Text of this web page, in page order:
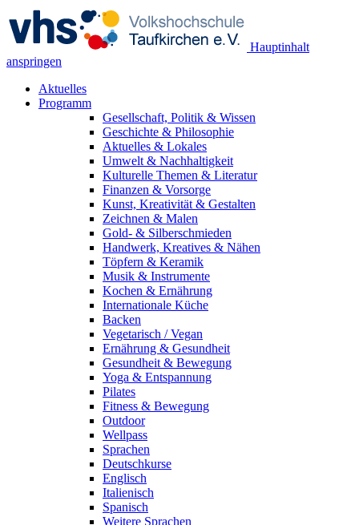
Hauptinhalt
anspringen
Aktuelles
Programm
Gesellschaft, Politik & Wissen
Geschichte & Philosophie
Aktuelles & Lokales
Umwelt & Nachhaltigkeit
Kulturelle Themen & Literatur
Finanzen & Vorsorge
Kunst, Kreativität & Gestalten
Zeichnen & Malen
Gold- & Silberschmieden
Handwerk, Kreatives & Nähen
Töpfern & Keramik
Musik & Instrumente
Kochen & Ernährung
Internationale Küche
Backen
Vegetarisch / Vegan
Ernährung & Gesundheit
Gesundheit & Bewegung
Yoga & Entspannung
Pilates
Fitness & Bewegung
Outdoor
Wellpass
Sprachen
Deutschkurse
Englisch
Italienisch
Spanisch
Weitere Sprachen